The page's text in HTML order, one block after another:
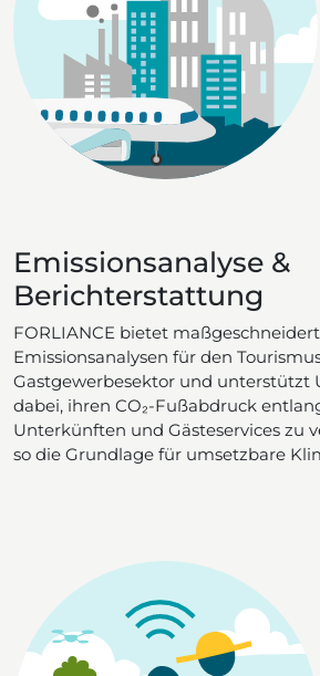
Emissionsanalyse &
Berichterstattung
FORLIANCE bietet
Emissionsanalysen für den
Gastgewerbesektor und unterstützt
dabei, ihren CO₂-Fußabdruck
Unterkünften und Gästeservices zu
so die Grundlage für umsetzbare